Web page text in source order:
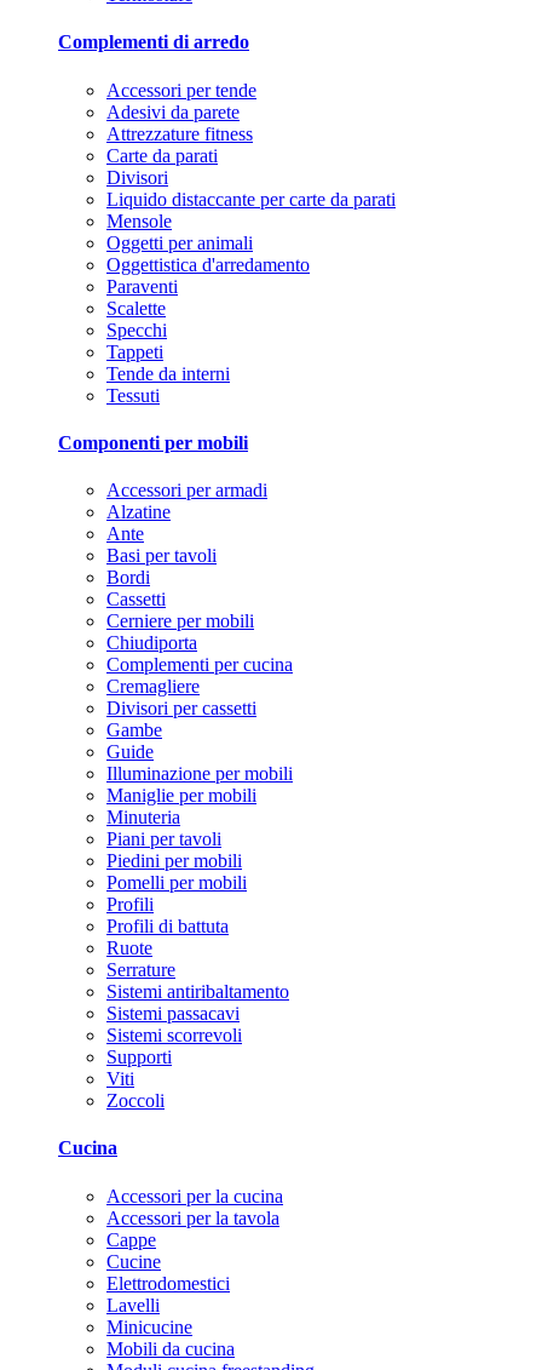
Complementi di arredo
Accessori per tende
Adesivi da parete
Attrezzature fitness
Carte da parati
Divisori
Liquido distaccante per carte da parati
Mensole
Oggetti per animali
Oggettistica d'arredamento
Paraventi
Scalette
Specchi
Tappeti
Tende da interni
Tessuti
Componenti per mobili
Accessori per armadi
Alzatine
Ante
Basi per tavoli
Bordi
Cassetti
Cerniere per mobili
Chiudiporta
Complementi per cucina
Cremagliere
Divisori per cassetti
Gambe
Guide
Illuminazione per mobili
Maniglie per mobili
Minuteria
Piani per tavoli
Piedini per mobili
Pomelli per mobili
Profili
Profili di battuta
Ruote
Serrature
Sistemi antiribaltamento
Sistemi passacavi
Sistemi scorrevoli
Supporti
Viti
Zoccoli
Cucina
Accessori per la cucina
Accessori per la tavola
Cappe
Cucine
Elettrodomestici
Lavelli
Minicucine
Mobili da cucina